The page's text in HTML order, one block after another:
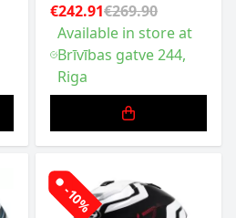
€242.91€269.90
Available in store at
Brīvības gatve 244,
Riga
-10%